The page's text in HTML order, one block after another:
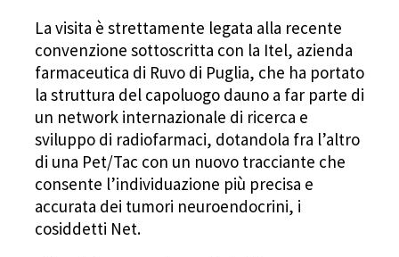
La visita è strettamente legata alla recente
convenzione sottoscritta con la Itel, azienda
farmaceutica di Ruvo di Puglia, che ha portato
la struttura del capoluogo dauno a far parte di
un network internazionale di ricerca e
sviluppo di radiofarmaci, dotandola fra l’altro
di una Pet/Tac con un nuovo tracciante che
consente l’individuazione più precisa e
accurata dei tumori neuroendocrini, i
cosiddetti Net.